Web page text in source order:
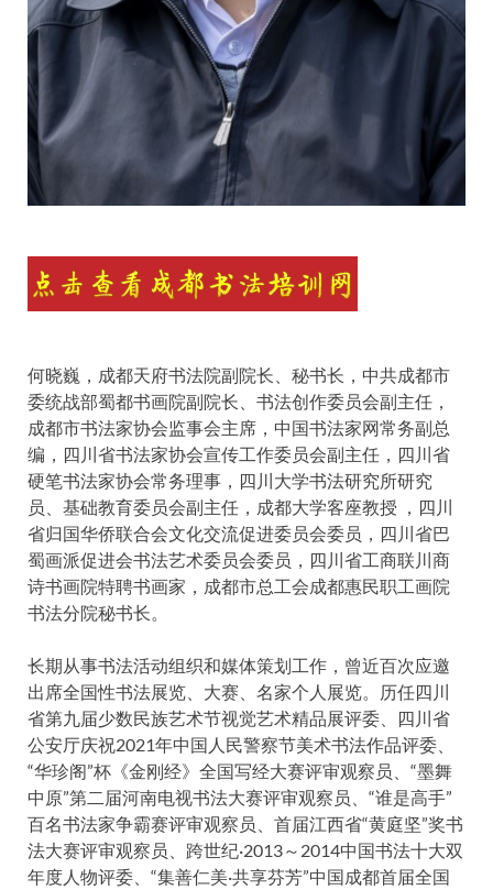
何晓巍，成都天府书法院副院长、秘书长，中共成都市
委统战部蜀都书画院副院长、书法创作委员会副主任，
成都市书法家协会监事会主席，中国书法家网常务副总
编，四川省书法家协会宣传工作委员会副主任，四川省
硬笔书法家协会常务理事，四川大学书法研究所研究
员、基础教育委员会副主任，成都大学客座教授 ，四川
省归国华侨联合会文化交流促进委员会委员，四川省巴
蜀画派促进会书法艺术委员会委员，四川省工商联川商
诗书画院特聘书画家，成都市总工会成都惠民职工画院
书法分院秘书长。
长期从事书法活动组织和媒体策划工作，曾近百次应邀
出席全国性书法展览、大赛、名家个人展览。历任四川
省第九届少数民族艺术节视觉艺术精品展评委、四川省
公安厅庆祝2021年中国人民警察节美术书法作品评委、
“华珍阁”杯《金刚经》全国写经大赛评审观察员、“墨舞
中原”第二届河南电视书法大赛评审观察员、“谁是高手”
百名书法家争霸赛评审观察员、首届江西省“黄庭坚”奖书
法大赛评审观察员、跨世纪·2013～2014中国书法十大双
年度人物评委、“集善仁美·共享芬芳”中国成都首届全国